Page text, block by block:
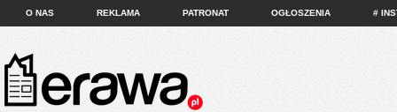
O NAS REKLAMA PATRONAT OGŁOSZENIA #